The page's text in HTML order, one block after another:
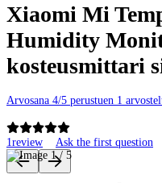
Xiaomi Mi
Humidity
kosteusmittari
Arvosana 4/5 perustuen 1
1review Ask the first question
Product images and